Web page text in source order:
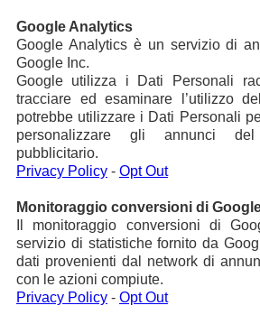
Google Analytics
Google Analytics è un servizio di
Google Inc.
Google utilizza i Dati Personali
tracciare ed esaminare l’utilizzo
potrebbe utilizzare i Dati Personali
personalizzare gli annunci
pubblicitario.
Privacy Policy- Opt Out
Monitoraggio conversioni di
Il monitoraggio conversioni di
servizio di statistiche fornito da
dati provenienti dal network di
con le azioni compiute.
Privacy Policy- Opt Out